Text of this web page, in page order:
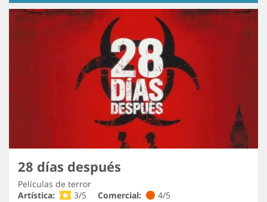
28 días después
Películas de terror
Artística:
3/5 Comercial:
4/5